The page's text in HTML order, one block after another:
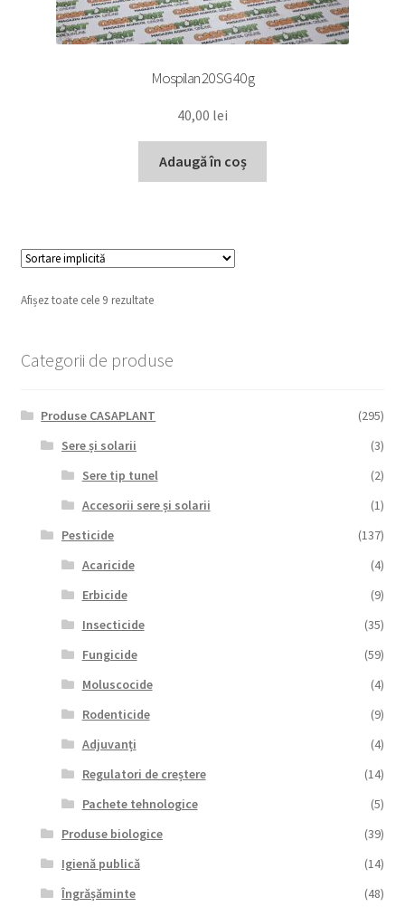
Mospilan 20 SG 40 g
40,00 lei
Adaugă în coș
Afișez toate cele 9 rezultate
Categorii de produse
Produse CASAPLANT
(295)
Sere și solarii
(3)
Sere tip tunel
(2)
Accesorii sere și solarii
(1)
Pesticide
(137)
Acaricide
(4)
Erbicide
(9)
Insecticide
(35)
Fungicide
(59)
Moluscocide
(4)
Rodenticide
(9)
Adjuvanți
(4)
Regulatori de creștere
(14)
Pachete tehnologice
(5)
Produse biologice
(39)
Igienă publică
(14)
Îngrășăminte
(48)